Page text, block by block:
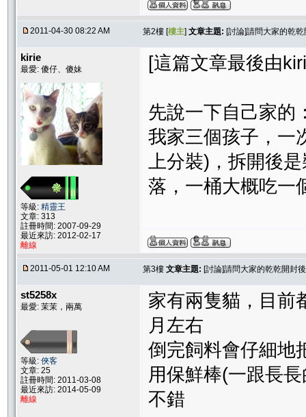
2011-04-30 08:22 AM 第2樓 [樓主] 文章主題: [討論]請問大家的乾
kirie
最愛: 傻仔、傻妹
等級: 精靈王
文章: 313
註冊時間: 2007-09-29
最近來訪: 2012-02-17
離線
[這篇文章最後由
先說一下自己家的
我家三個孩子，一
上分裝)，拆開後
落，一桶大概吃一
2011-05-01 12:10 AM 第3樓 文章主題: [討論]請問大家的乾乾開封
st5258x
最愛: 茉茉，兩萬
等級: 俠客
文章: 25
註冊時間: 2011-03-08
最近來訪: 2014-05-09
離線
家有兩隻貓，目前
月左右
倒完飼料會仔細地
用保鮮棒(一跟長
不錯